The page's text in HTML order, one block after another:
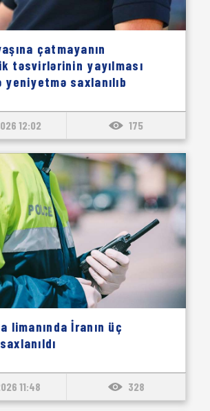
çatmayanın
təsvirlərinin yayılması
saxlanılıb
12:02 175
limanında İranın üç
11:48 328